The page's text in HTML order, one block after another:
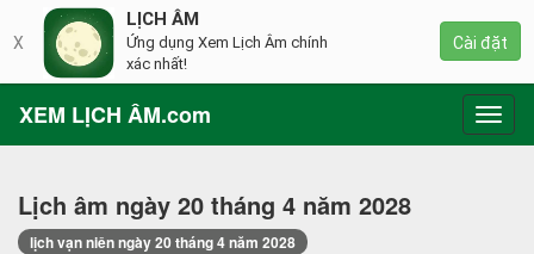
XEM LỊCH ÂM.com
Lịch âm ngày 20 tháng 4 năm 2028
lịch vạn niên ngày 20 tháng 4 năm 2028
X
LỊCH ÂM
Ứng dụng Xem Lịch Âm chính
xác nhất!
Cài đặt